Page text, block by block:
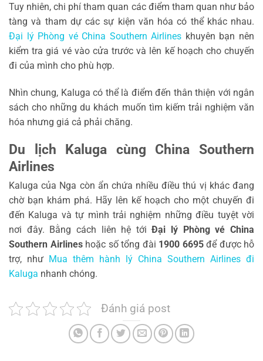
Tuy nhiên, chi phí tham quan các điểm tham quan như bảo
tàng và tham dự các sự kiện văn hóa có thể khác nhau.
Đại lý Phòng vé China Southern Airlines khuyên bạn nên
kiểm tra giá vé vào cửa trước và lên kế hoạch cho chuyến
đi của mình cho phù hợp.
Nhìn chung, Kaluga có thể là điểm đến thân thiện với ngân
sách cho những du khách muốn tìm kiếm trải nghiệm văn
hóa nhưng giá cả phải chăng.
Du lịch Kaluga cùng China Southern
Airlines
Kaluga của Nga còn ẩn chứa nhiều điều thú vị khác đang
chờ bạn khám phá. Hãy lên kế hoạch cho một chuyến đi
đến Kaluga và tự mình trải nghiệm những điều tuyệt vời
nơi đây. Bằng cách liên hệ tớiĐại lý Phòng vé China
Southern Airlineshoặc số tổng đài 1900 6695để được hỗ
trợ, như Mua thêm hành lý China Southern Airlines đi
Kaluga nhanh chóng.
Đánh giá post